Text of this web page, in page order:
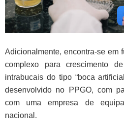
Adicionalmente, encontra-se em
complexo para crescimento
intrabucais do tipo “boca
desenvolvido no PPGO, com
com uma empresa de
nacional.